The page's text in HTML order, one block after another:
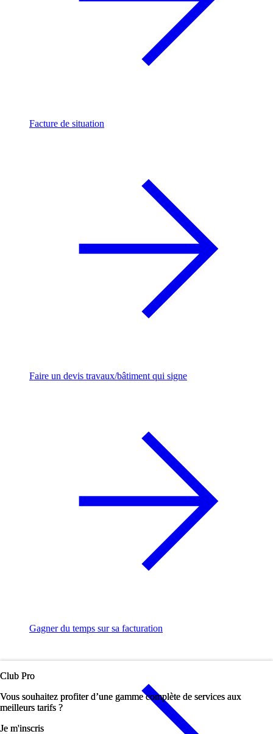
Facture de situation
Faire un devis travaux/bâtiment qui signe
Gagner du temps sur sa facturation
Club Pro
Vous souhaitez profiter d’une gamme complète de services aux
meilleurs tarifs ?
Je m'inscris
Club Pro
Vous souhaitez profiter d’une gamme complète de services aux
meilleurs tarifs ?
Je m'inscris